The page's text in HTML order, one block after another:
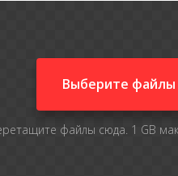
Выберите файлы
файлы сюда. 1 GB